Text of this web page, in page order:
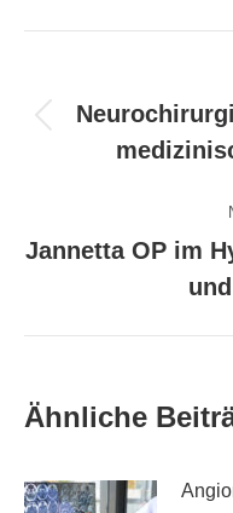
Jannetta OP im
Ähnliche